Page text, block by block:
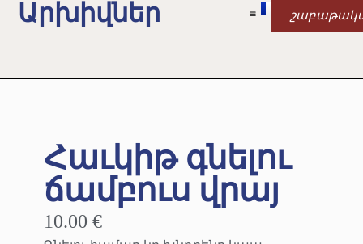
Արխիվներ
Հաւկիթ գնելու
ճամբուս վրայ
10.00 €